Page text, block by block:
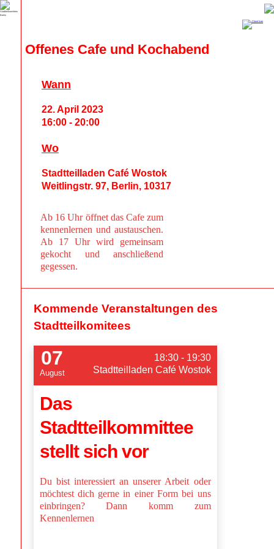
Offenes Cafe und Kochabend
Ab 16 Uhr öffnet das Cafe zum
kennenlernen und austauschen.
Ab 17 Uhr wird gemeinsam
gekocht und anschließend
gegessen.
Wann
22. April 2023
16:00 - 20:00
Wo
Stadtteilladen Café Wostok
Weitlingstr. 97, Berlin, 10317
Kommende Veranstaltungen des
Stadtteilkomitees
07
August
18:30 - 19:30
Stadtteilladen Café Wostok
Das
Stadtteilkommittee
stellt sich vor
Du bist interessiert an unserer Arbeit oder
möchtest dich gerne in einer Form bei uns
einbringen? Dann komm zum
Kennenlernen